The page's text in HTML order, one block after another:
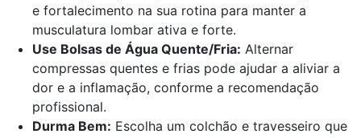
e fortalecimento na sua rotina para manter a
musculatura lombar ativa e forte.
Use Bolsas de Água Quente/Fria: Alternar
compressas quentes e frias pode ajudar a aliviar a
dor e a inflamação, conforme a recomendação
profissional.
Durma Bem: Escolha um colchão e travesseiro que